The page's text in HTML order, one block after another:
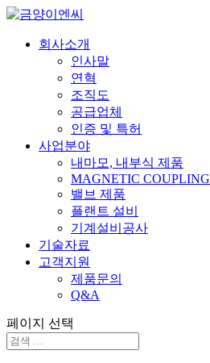
회사소개
인사말
연혁
조직도
공급업체
인증 및 특허
사업분야
내마모, 내부식 제품
MAGNETIC COUPLING
밸브 제품
플랜트 설비
기계설비공사
기술자료
고객지원
제품문의
Q&A
페이지 선택